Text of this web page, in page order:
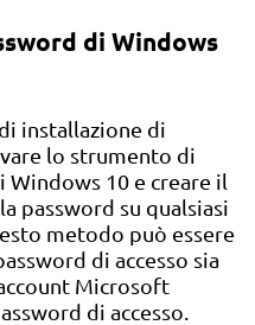
di Windows
installazione di
lo strumento di
10 e creare il
password su qualsiasi
metodo può essere
di accesso sia
Microsoft
di accesso.